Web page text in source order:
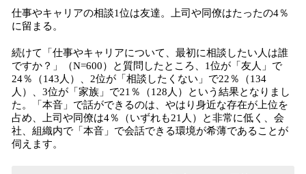
仕事やキャリアの相談1位は友達。上司や同僚はたったの4％
に留まる。
続けて「仕事やキャリアについて、最初に相談したい人は誰
ですか？」（N=600）と質問したところ、1位が「友人」で
24％（143人）、2位が「相談したくない」で22％（134
人）、3位が「家族」で21％（128人）という結果となりまし
た。「本音」で話ができるのは、やはり身近な存在が上位を
占め、上司や同僚は4％（いずれも21人）と非常に低く、会
社、組織内で「本音」で会話できる環境が希薄であることが
伺えます。